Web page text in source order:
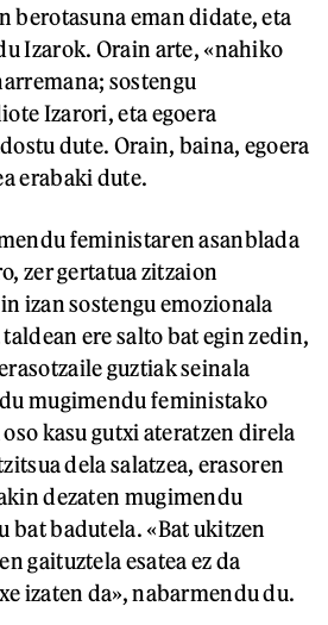
berotasuna eman didate, eta
Izarok. Orain arte, «nahiko
sostengu
Izarori, eta egoera
dute. Orain, baina, egoera
erabaki dute.
feministaren asanblada
zer gertatua zitzaion
izan sostengu emozionala
ere salto bat egin zedin,
guztiak seinala
mugimendu feministako
kasu gutxi ateratzen direla
dela salatzea, erasoren
dezaten mugimendu
bat badutela. «Bat ukitzen
gaituztela esatea ez da
izaten da», nabarmendu du.